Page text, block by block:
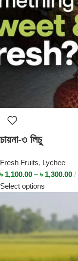
চায়না-৩ লিচু
Fresh Fruits, Lychee
৳ 1,100.00 – ৳ 1,300.00
Select options